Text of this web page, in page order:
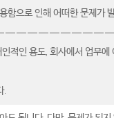
함으로 인해 어떠한 문제가
적인 용도, 회사에서 업무
.